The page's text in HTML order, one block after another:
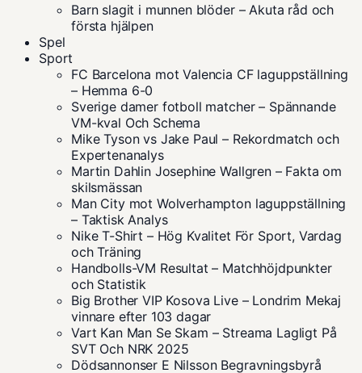
Barn slagit i munnen blöder – Akuta råd och
första hjälpen
Spel
Sport
FC Barcelona mot Valencia CF laguppställning
– Hemma 6-0
Sverige damer fotboll matcher – Spännande
VM-kval Och Schema
Mike Tyson vs Jake Paul – Rekordmatch och
Expertenanalys
Martin Dahlin Josephine Wallgren – Fakta om
skilsmässan
Man City mot Wolverhampton laguppställning
– Taktisk Analys
Nike T-Shirt – Hög Kvalitet För Sport, Vardag
och Träning
Handbolls-VM Resultat – Matchhöjdpunkter
och Statistik
Big Brother VIP Kosova Live – Londrim Mekaj
vinnare efter 103 dagar
Vart Kan Man Se Skam – Streama Lagligt På
SVT Och NRK 2025
Dödsannonser E Nilsson Begravningsbyrå